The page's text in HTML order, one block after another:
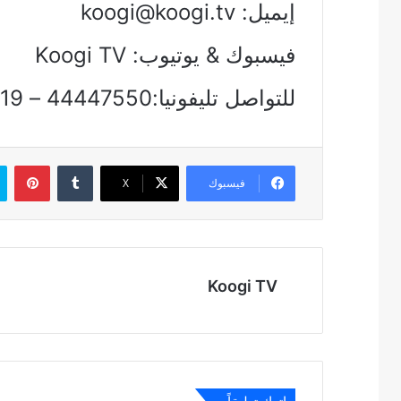
إيميل: koogi@koogi.tv
فيسبوك & يوتيوب: Koogi TV
للتواصل تليفونيا:44447550 – 01212129719
فيسبوك ‫X
Koogi TV